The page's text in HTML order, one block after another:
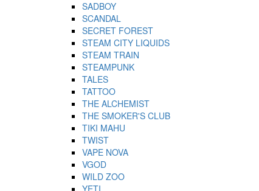
SADBOY
SCANDAL
SECRET FOREST
STEAM CITY LIQUIDS
STEAM TRAIN
STEAMPUNK
TALES
TATTOO
THE ALCHEMIST
THE SMOKER'S CLUB
TIKI MAHU
TWIST
VAPE NOVA
VGOD
WILD ZOO